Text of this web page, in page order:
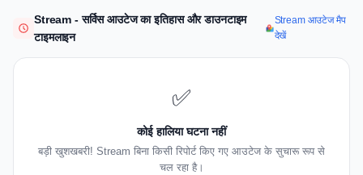
Stream - सर्विस आउटेज का इतिहास और डाउनटाइम
टाइमलाइन
Stream आउटेज मैप
देखें
✅
कोई हालिया घटना नहीं
बड़ी खुशखबरी! Stream बिना किसी रिपोर्ट किए गए आउटेज के सुचारू रूप से
चल रहा है।